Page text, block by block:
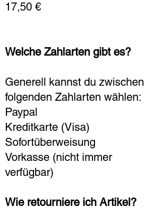
17,50 €
Welche Zahlarten gibt es?
Generell kannst du zwischen
folgenden Zahlarten wählen:
Paypal
Kreditkarte (Visa)
Sofortüberweisung
Vorkasse (nicht immer
verfügbar)
Wie retourniere ich Artikel?